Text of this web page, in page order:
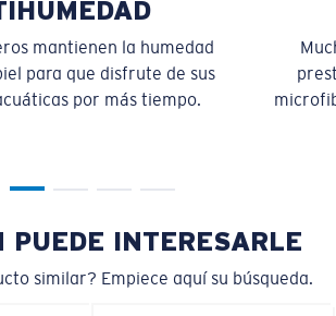
mantienen la humedad
para que disfrute de sus
por más tiempo.
PUEDE INTERESARLE
similar? Empiece aquí su búsqueda.